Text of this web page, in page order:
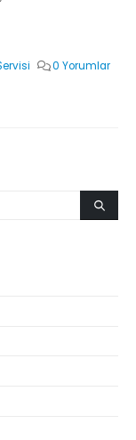
0 Yorumlar